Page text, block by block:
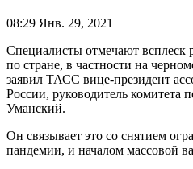
08:29 Янв. 29, 2021
Специалисты отмечают всплеск
по стране, в частности на
заявил ТАСС вице-президент
России, руководитель комитета
Уманский.
Он связывает это со снятием
пандемии, и началом массовой